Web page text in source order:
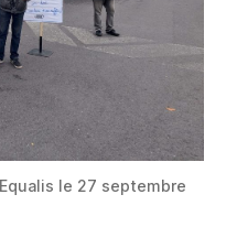
le 27 septembre